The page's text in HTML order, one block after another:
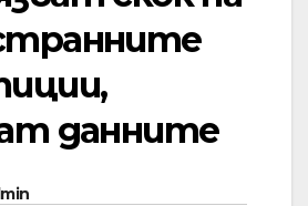
данните